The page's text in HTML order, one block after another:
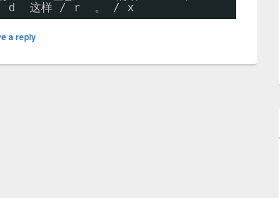
d  这样 / r  。 / x
a reply